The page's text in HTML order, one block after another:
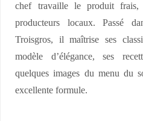
chef travaille le produit
producteurs locaux. Passé
Troisgros, il maîtrise ses
modèle d’élégance, ses
quelques images du menu du
excellente formule.